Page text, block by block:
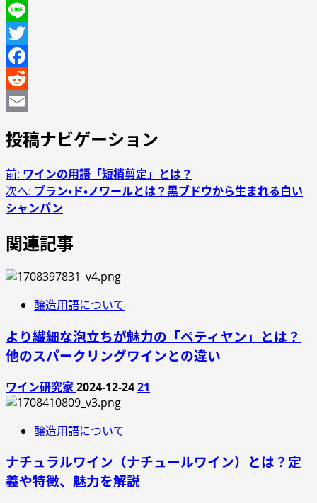
Line
Twitter
Facebook
Reddit
投稿ナビゲーション
前: ワインの用語「短梢剪定」とは？
次へ: ブラン・ド・ノワールとは？黒ブドウから生まれる白い
シャンパン
関連記事
醸造用語について
より繊細な泡立ちが魅力の「ペティヤン」とは？
他のスパークリングワインとの違い
ワイン研究家2024-12-2421
醸造用語について
ナチュラルワイン（ナチュールワイン）とは？定
義や特徴、魅力を解説